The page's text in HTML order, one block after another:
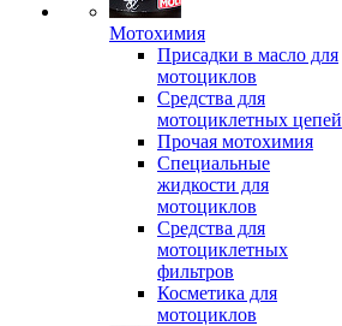
Мотохимия
Присадки в масло для
мотоциклов
Средства для
мотоциклетных цепей
Прочая мотохимия
Специальные
жидкости для
мотоциклов
Средства для
мотоциклетных
фильтров
Косметика для
мотоциклов